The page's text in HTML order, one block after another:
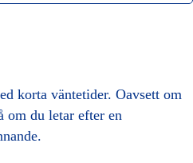
korta väntetider. Oavsett om
om du letar efter en